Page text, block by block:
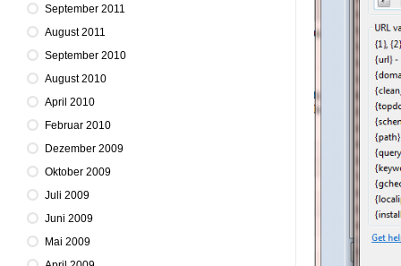
September 2011
August 2011
September 2010
August 2010
April 2010
Februar 2010
Dezember 2009
Oktober 2009
Juli 2009
Juni 2009
Mai 2009